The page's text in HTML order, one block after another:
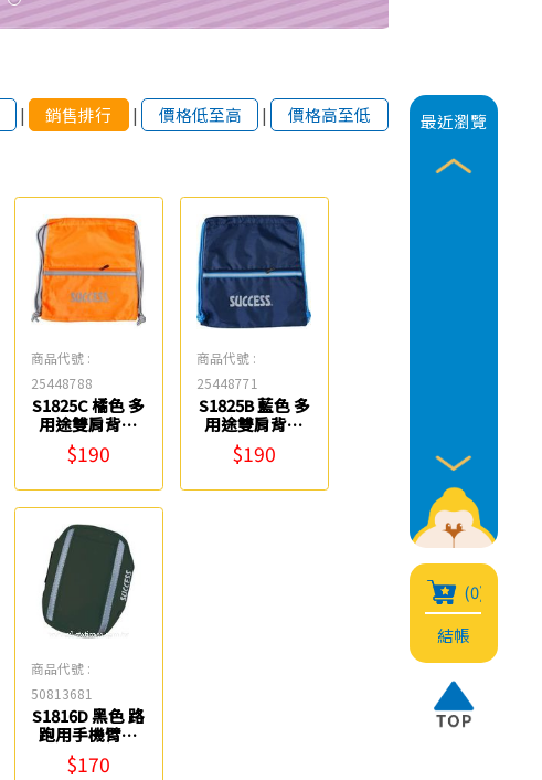
最近瀏覽
(0)
結帳
| 銷售排行 | 價格低至高 | 價格高至低
商品代號 :
25448788
S1825C 橘色 多
用途雙肩背袋
Success成功
$190
商品代號 :
25448771
S1825B 藍色 多
用途雙肩背袋
Success成功
$190
商品代號 :
50813681
S1816D 黑色 路
跑用手機臂袋
Success成功
$170